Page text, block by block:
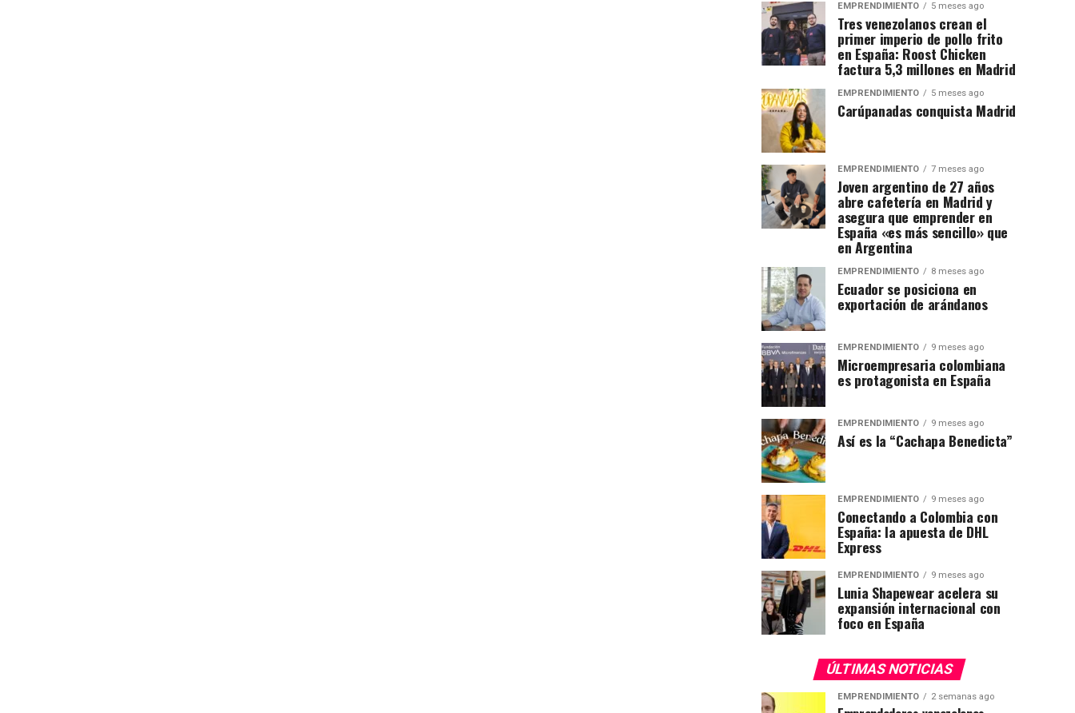
EMPRENDIMIENTO 5 meses ago
Tres venezolanos crean el
primer imperio de pollo frito
en España: Roost Chicken
factura 5,3 millones en Madrid
EMPRENDIMIENTO 5 meses ago
Carúpanadas conquista Madrid
EMPRENDIMIENTO 7 meses ago
Joven argentino de 27 años
abre cafetería en Madrid y
asegura que emprender en
España «es más sencillo» que
en Argentina
EMPRENDIMIENTO 8 meses ago
Ecuador se posiciona en
exportación de arándanos
EMPRENDIMIENTO 9 meses ago
Microempresaria colombiana
es protagonista en España
EMPRENDIMIENTO 9 meses ago
Así es la “Cachapa Benedicta”
EMPRENDIMIENTO 9 meses ago
Conectando a Colombia con
España: la apuesta de DHL
Express
EMPRENDIMIENTO 9 meses ago
Lunia Shapewear acelera su
expansión internacional con
foco en España
ÚLTIMAS NOTICIAS
EMPRENDIMIENTO 2 semanas ago